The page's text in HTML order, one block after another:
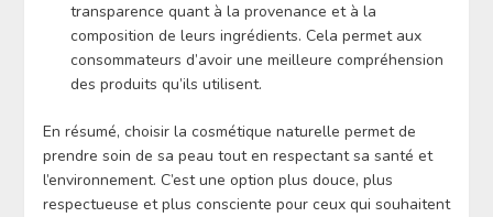
transparence quant à la provenance et à la
composition de leurs ingrédients. Cela permet aux
consommateurs d’avoir une meilleure compréhension
des produits qu’ils utilisent.
En résumé, choisir la cosmétique naturelle permet de
prendre soin de sa peau tout en respectant sa santé et
l’environnement. C’est une option plus douce, plus
respectueuse et plus consciente pour ceux qui souhaitent